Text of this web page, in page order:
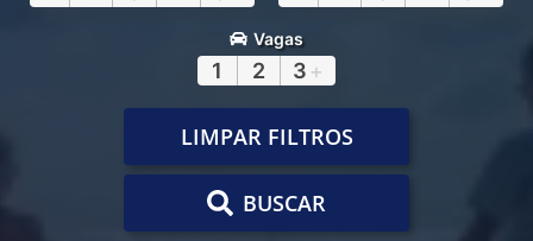
Vagas
1 2 3 +
LIMPAR FILTROS
BUSCAR